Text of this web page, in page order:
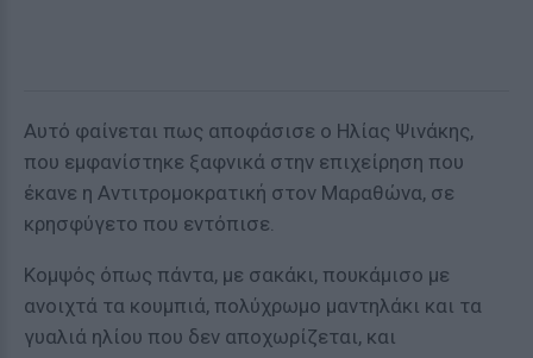
Αυτό φαίνεται πως αποφάσισε ο Ηλίας Ψινάκης,
που εμφανίστηκε ξαφνικά στην επιχείρηση που
έκανε η Αντιτρομοκρατική στον Μαραθώνα, σε
κρησφύγετο που εντόπισε.
Κομψός όπως πάντα, με σακάκι, πουκάμισο με
ανοιχτά τα κουμπιά, πολύχρωμο μαντηλάκι και τα
γυαλιά ηλίου που δεν αποχωρίζεται, και